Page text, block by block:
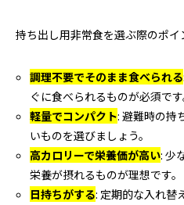
持ち出し用非常食を選ぶ際のポイ
調理不要でそのまま食べられる
ぐに食べられるものが必須です
軽量でコンパクト: 避難時の持
いものを選びましょう。
高カロリーで栄養価が高い: 少
栄養が摂れるものが理想です。
日持ちがする: 定期的な入れ替